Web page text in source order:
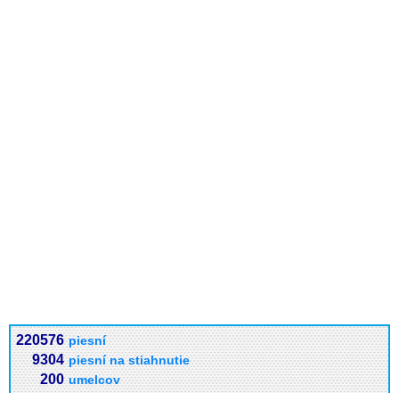
220576 piesní
9304 piesní na stiahnutie
200 umelcov